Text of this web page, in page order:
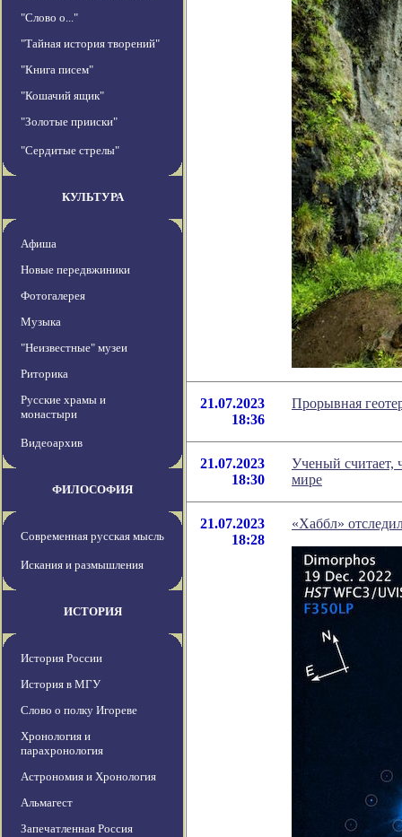
"Слово о..."
"Тайная история творений"
"Книга писем"
"Кошачий ящик"
"Золотые прииски"
"Сердитые стрелы"
КУЛЬТУРА
Афиша
Новые передвжиники
Фотогалерея
Музыка
"Неизвестные" музеи
Риторика
Русские храмы и
монастыри
Видеоархив
ФИЛОСОФИЯ
Современная русская мысль
Искания и размышления
ИСТОРИЯ
История России
История в МГУ
Слово о полку Игореве
Хронология и
парахронология
Астрономия и Хронология
Альмагест
Запечатленная Россия
21.07.2023
18:36
Прорывная
21.07.2023
18:30
Ученый считает,
мире
21.07.2023
18:28
«Хаббл»